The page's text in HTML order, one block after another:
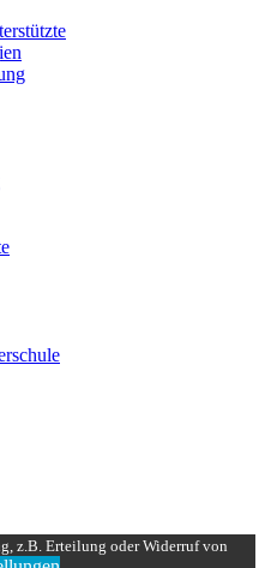
z.B. Erteilung oder Widerruf von